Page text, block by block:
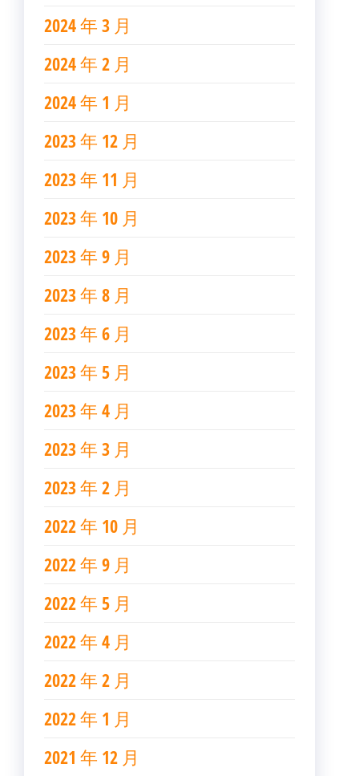
2024 年 3 月
2024 年 2 月
2024 年 1 月
2023 年 12 月
2023 年 11 月
2023 年 10 月
2023 年 9 月
2023 年 8 月
2023 年 6 月
2023 年 5 月
2023 年 4 月
2023 年 3 月
2023 年 2 月
2022 年 10 月
2022 年 9 月
2022 年 5 月
2022 年 4 月
2022 年 2 月
2022 年 1 月
2021 年 12 月